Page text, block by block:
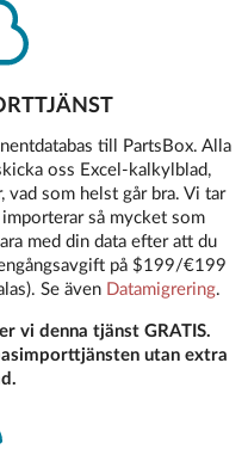
till PartsBox. Alla
oss Excel-kalkylblad,
vad som helst går bra. Vi tar
så mycket som
med din data efter att du
på $199/€199
Se även Datamigrering.
vi denna tjänst GRATIS.
utan extra